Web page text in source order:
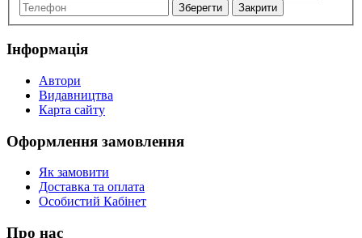
Закрити
Інформація
Автори
Видавництва
Карта сайту
Оформлення замовлення
Як замовити
Доставка та оплата
Особистий Кабінет
Про нас